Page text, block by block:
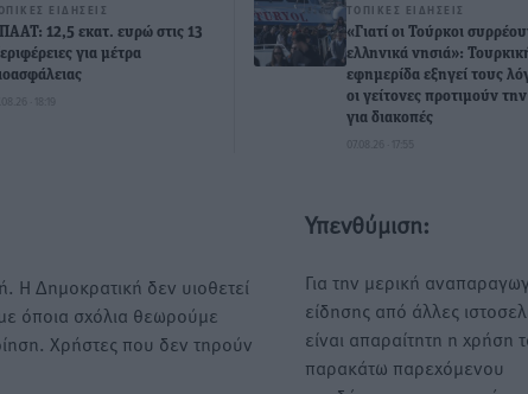
ΕΙΔΉΣΕΙΣ
12,5 εκατ. ευρώ στις 13
για μέτρα
· 18:19
ΤΟΠΙΚΈΣ ΕΙΔΉΣΕΙΣ
«Γιατί οι Τούρκοι
ελληνικά νησιά»:
εφημερίδα εξηγεί τους
οι γείτονες προτιμούν
για διακοπές
07.08.26 · 17:55
Η Δημοκρατική δεν υιοθετεί
όποια σχόλια θεωρούμε
Χρήστες που δεν τηρούν
Υπενθύμιση:
Για την μερική
είδησης από άλλες
είναι απαραίτητη η χρήση
παρακάτω παρεχόμενου